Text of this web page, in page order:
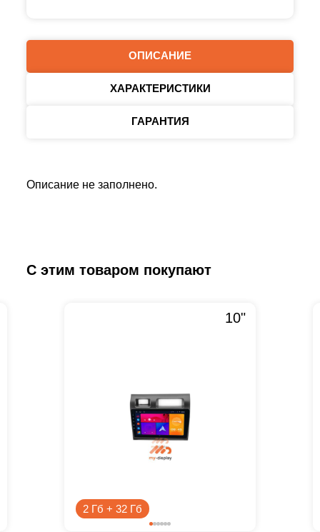
ОПИСАНИЕ
ХАРАКТЕРИСТИКИ
ГАРАНТИЯ
Описание не заполнено.
С этим товаром покупают
2 Гб + 32 Гб
10"